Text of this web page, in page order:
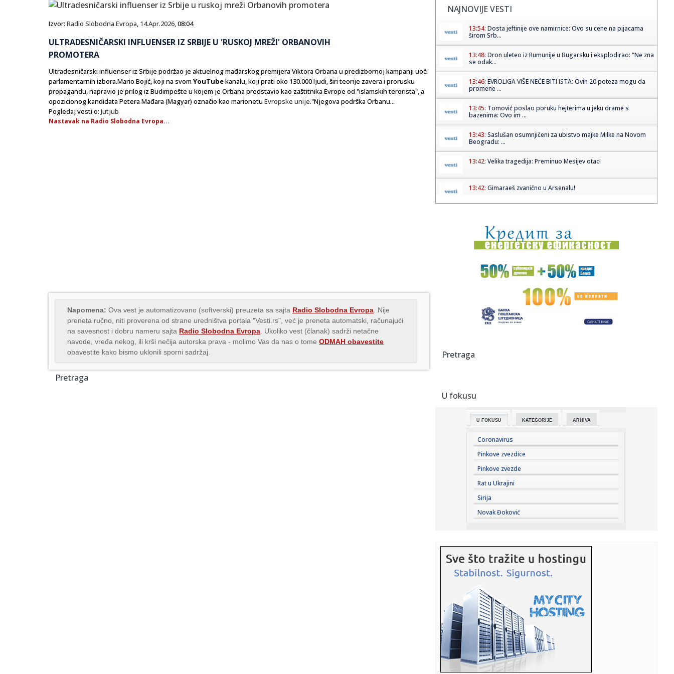
Izvor: Radio Slobodna Evropa, 14.Apr.2026, 08:04
ULTRADESNIČARSKI INFLUENSER IZ SRBIJE U 'RUSKOJ MREŽI' ORBANOVIH
PROMOTERA
Ultradesničarski influenser iz Srbije podržao je aktuelnog mađarskog premijera Viktora Orbana u predizbornoj kampanji uoči
parlamentarnih izbora.Mario Bojić, koji na svom YouTubekanalu, koji prati oko 130.000 ljudi, širi teorije zavera i prorusku
propagandu, napravio je prilog iz Budimpešte u kojem je Orbana predstavio kao zaštitnika Evrope od "islamskih terorista", a
opozicionog kandidata Petera Mađara (Magyar) označio kao marionetu Evropske unije."Njegova podrška Orbanu...
Pogledaj vesti o: Jutjub
Nastavak na Radio Slobodna Evropa...
Napomena: Ova vest je automatizovano (softverski) preuzeta sa sajta Radio Slobodna Evropa . Nije
preneta ručno, niti proverena od strane uredništva portala "Vesti.rs", već je preneta automatski, računajući
na savesnost i dobru nameru sajta Radio Slobodna Evropa . Ukoliko vest (članak) sadrži netačne
navode, vređa nekog, ili krši nečija autorska prava - molimo Vas da nas o tome ODMAH obavestite
obavestite kako bismo uklonili sporni sadržaj.
Pretraga
NAJNOVIJE VESTI
13:54: Dosta jeftinije ove namirnice: Ovo su cene na pijacama
širom Srb...
13:48: Dron uleteo iz Rumunije u Bugarsku i eksplodirao: "Ne zna
se odak...
13:46: EVROLIGA VIŠE NEĆE BITI ISTA: Ovih 20 poteza mogu da
promene ...
13:45: Tomović poslao poruku hejterima u jeku drame s
bazenima: Ovo im ...
13:43: Saslušan osumnjičeni za ubistvo majke Milke na Novom
Beogradu: ...
13:42: Velika tragedija: Preminuo Mesijev otac!
13:42: Gimaraeš zvanično u Arsenalu!
13:39:Jajima na Kurtija! Iznervirao koleginicu, lepo mu pokazala
šta m...
13:34:ЕК потврдила да СРБ испуњава ...
"Imamo kvalitet da se borimo za medalje na Evropskom
13:34:Doajen bh. alpinizma: 'Odustati u pravo vrijeme je mantra'
13:26:
13:25:
Jovanov podelio fotografiju glumca Dragana Jovanovića:
13:23:Detalji sudara putničkog i teretnog voza u Hrvatskoj:
Petoro te...
13:23:Šaranov: "Pravimo razliku odnosom prema igračima"
VIDEO
13:22:Đurić poručio: "Ozbiljna država razgovara sa svima";
"Nećemo...
13:20: Košarka je najvažnija i najskuplja
13:18:
te...
13:17:Srbija i Ukrajina podižu saradnju na viši nivo: Trgovinska
razm...
13:16:Zelenski ponovio da Kijev ne priznaje lažnu državu: "Naš
stav ...
13:15:Green Day pokrenuo 24/7 YouTube kanal Gdtv sa
Pretraga
U fokusu
U FOKUSU KATEGORIJE ARHIVA
Coronavirus
Pinkove zvezdice
Pinkove zvezde
Rat u Ukrajini
Sirija
Novak Đoković